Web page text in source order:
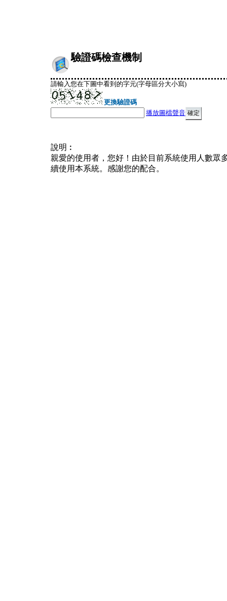
驗證碼檢查機制
請輸入您在下圖中看到的字元(字母區分大小寫)
更換驗證碼
播放圖檔聲音
說明︰
親愛的使用者，您好！由於目前系統使用人數眾
續使用本系統。感謝您的配合。